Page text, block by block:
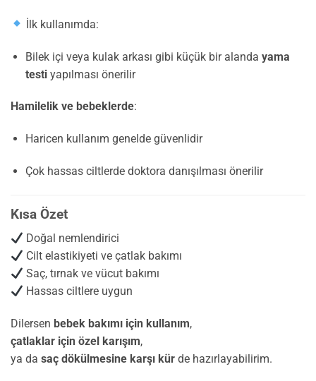
İlk kullanımda:
Bilek içi veya kulak arkası gibi küçük bir alanda yama
testiyapılması önerilir
Hamilelik ve bebeklerde:
Haricen kullanım genelde güvenlidir
Çok hassas ciltlerde doktora danışılması önerilir
Kısa Özet
Doğal nemlendirici
Cilt elastikiyeti ve çatlak bakımı
Saç, tırnak ve vücut bakımı
Hassas ciltlere uygun
Dilersen bebek bakımı için kullanım,
çatlaklar için özel karışım,
ya da saç dökülmesine karşı kür de hazırlayabilirim.